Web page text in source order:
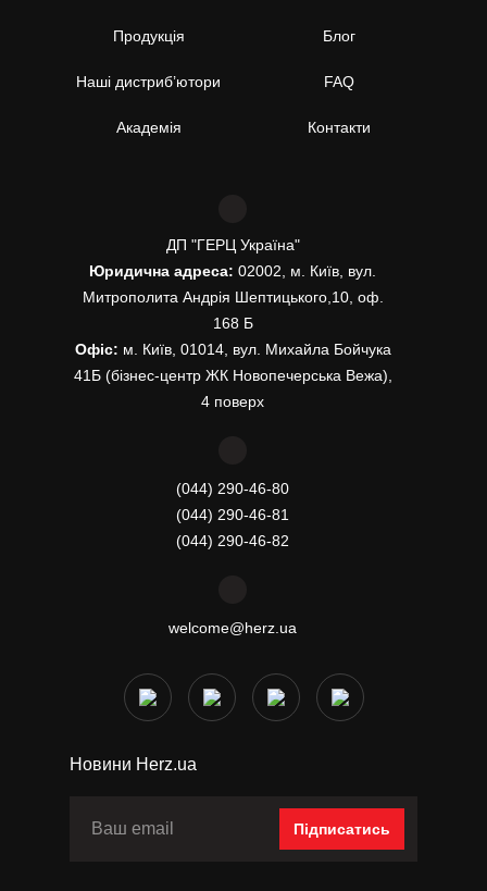
Продукція
Наші дистриб’ютори
Академія
Блог
FAQ
Контакти
ДП "ГЕРЦ Україна"
Юридична адреса: 02002, м. Київ, вул.
Митрополита Андрія Шептицького,10, оф.
168 Б
Офіс: м. Київ, 01014, вул. Михайла Бойчука
41Б (бізнес-центр ЖК Новопечерська Вежа),
4 поверх
(044) 290-46-80
(044) 290-46-81
(044) 290-46-82
welcome@herz.ua
Новини Herz.ua
Підписатись